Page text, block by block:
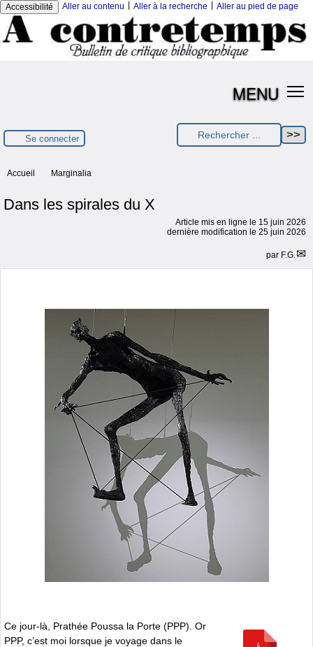
Accessibilité Aller au contenu Aller à la recherche Aller au pied de page
MENU
Se connecter
Accueil Marginalia
Dans les spirales du X
Article mis en ligne le 15 juin 2026
dernière modification le 25 juin 2026
par F.G.
Ce jour-là, Prathée Poussa la Porte (PPP). Or
PPP, c’est moi lorsque je voyage dans le